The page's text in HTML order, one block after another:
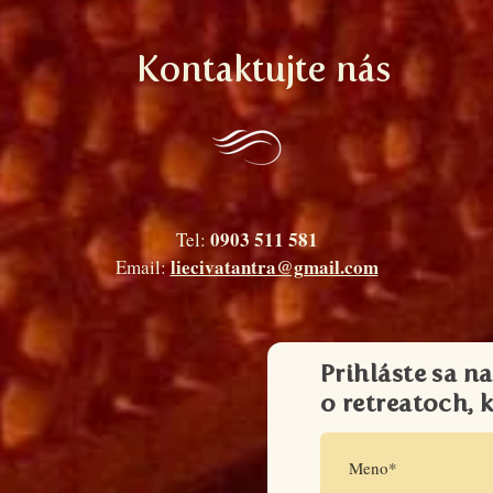
Kontaktujte nás
Tel: 0903 511 581
Email:liecivatantra@gmail.com
Prihláste sa
o retreatoch,